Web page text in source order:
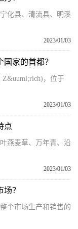
化县、清流县、明溪
2023/01/03
家的首都？
Z&uuml;rich)，位于
2023/01/03
点
燕麦草、万年青、沿
2023/01/03
？
个市场生产和销售的